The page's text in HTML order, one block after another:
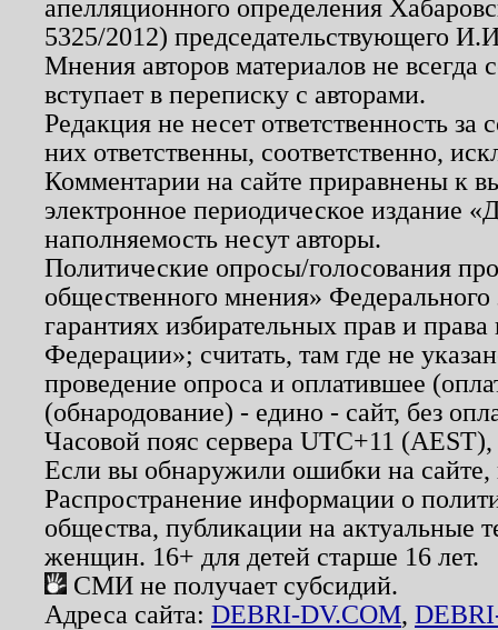
апелляционного определения
5325/2012) председательствующего
Мнения авторов материалов не
вступает в переписку с авторами.
Редакция не несет ответственность
них ответственны, соответственно,
Комментарии на сайте приравнены к
электронное периодическое издание
наполняемость несут авторы.
Политические опросы/голосования
общественного мнения»
гарантиях избирательных прав и
Федерации»; считать, там где не
проведение опроса и оплатившее
(обнародование) - едино - сайт, без
Часовой пояс сервера UTC+11
Если вы обнаружили ошибки на
Распространение информации о
общества, публикации на актуальные
женщин. 16+ для детей старше 16 лет.
СМИ не получает субсидий.
Адреса сайта: DEBRI-DV.COM,